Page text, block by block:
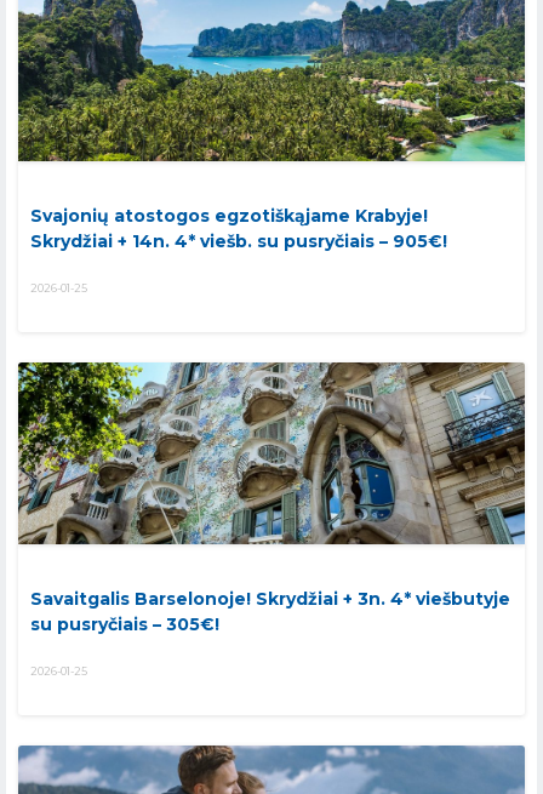
Svajonių atostogos egzotiškąjame Krabyje!
Skrydžiai + 14n. 4* viešb. su pusryčiais – 905€!
2026-01-25
Savaitgalis Barselonoje! Skrydžiai + 3n. 4* viešbutyje
su pusryčiais – 305€!
2026-01-25